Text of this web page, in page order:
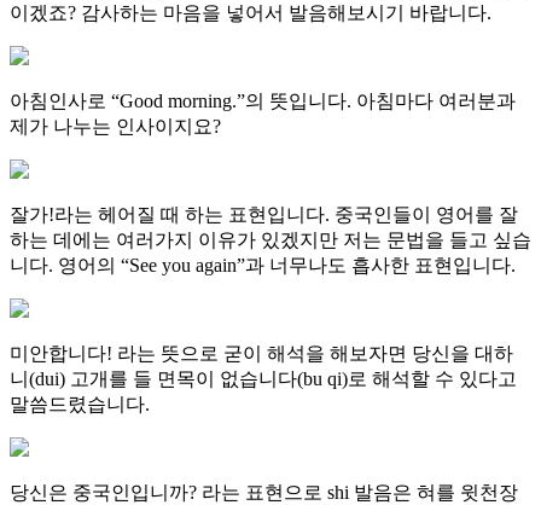
이겠죠? 감사하는 마음을 넣어서 발음해보시기 바랍니다.
아침인사로 “Good morning.”의 뜻입니다. 아침마다 여러분과
제가 나누는 인사이지요?
잘가!라는 헤어질 때 하는 표현입니다. 중국인들이 영어를 잘
하는 데에는 여러가지 이유가 있겠지만 저는 문법을 들고 싶습
니다. 영어의 “See you again”과 너무나도 흡사한 표현입니다.
미안합니다! 라는 뜻으로 굳이 해석을 해보자면 당신을 대하
니(dui) 고개를 들 면목이 없습니다(bu qi)로 해석할 수 있다고
말씀드렸습니다.
당신은 중국인입니까? 라는 표현으로 shi 발음은 혀를 윗천장